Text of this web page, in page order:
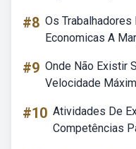
#8 Os
Economicas A
#9 Onde Não Existir
Velocidade
#10 Atividades De
Competências